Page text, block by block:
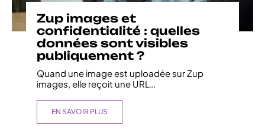
Zup images et
confidentialité : quelles
données sont visibles
publiquement ?
Quand une image est uploadée sur Zup
images, elle reçoit une URL
EN SAVOIR PLUS